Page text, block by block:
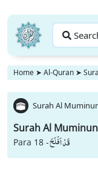
Home ➤ Al-Quran ➤
Surah Al
Surah Al Muminun
Para 18 -قَدْ اَفْلَحَ